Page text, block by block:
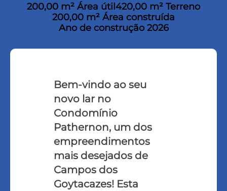
200,00 m² Área útil420,00 m² Terreno
200,00 m² Área construída
Ano de construção 2026
Bem-vindo ao seu
novo lar no
Condomínio
Pathernon, um dos
empreendimentos
mais desejados de
Campos dos
Goytacazes! Esta